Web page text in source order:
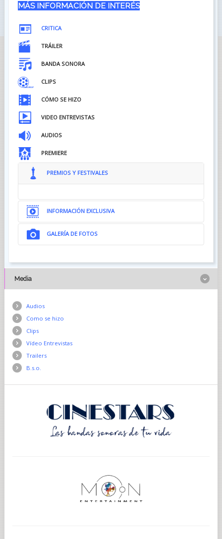
MÁS INFORMACIÓN DE INTERÉS
CRITICA
TRÁILER
BANDA SONORA
CLIPS
CÓMO SE HIZO
VIDEO ENTREVISTAS
AUDIOS
PREMIERE
PREMIOS Y FESTIVALES
INFORMACIÓN EXCLUSIVA
GALERÍA DE FOTOS
Media
Audios
Como se hizo
Clips
Vídeo Entrevistas
Trailers
B.s.o.